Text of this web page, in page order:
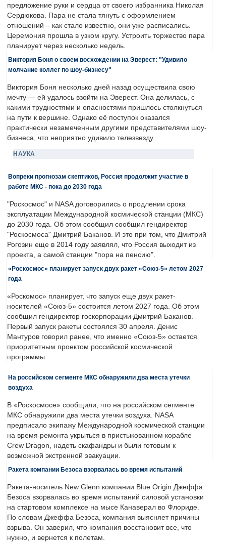
предложение руки и сердца от своего избранника Николая
Сердюкова. Пара не стала тянуть с оформлением
отношений – как стало известно, они уже расписались.
Церемония прошла в узком кругу. Устроить торжество пара
планирует через несколько недель.
Виктория Боня о своем восхождении на Эверест: "Удивило
молчание коллег по шоу-бизнесу"
Виктория Боня несколько дней назад осуществила свою
мечту — ей удалось взойти на Эверест. Она делилась, с
какими трудностями и опасностями пришлось столкнуться
на пути к вершине. Однако её поступок оказался
практически незамеченным другими представителями шоу-
бизнеса, что неприятно удивило телезвезду.
НАУКА
Вопреки прогнозам скептиков, Россия продолжит участие в
работе МКС - пока до 2030 года
"Роскосмос" и NASA договорились о продлении срока
эксплуатации Международной космической станции (МКС)
до 2030 года. Об этом сообщил сообщил гендиректор
"Роскосмоса" Дмитрий Баканов. И это при том, что Дмитрий
Рогозин еще в 2014 году заявлял, что Россия выходит из
проекта, а самой станции "пора на пенсию".
«Роскосмос» планирует запуск двух ракет «Союз-5» летом 2027
года
«Роскомос» планирует, что запуск еще двух ракет-
носителей «Союз-5» состоится летом 2027 года. Об этом
сообщил гендиректор госкорпорации Дмитрий Баканов.
Первый запуск ракеты состоялся 30 апреля. Денис
Мантуров говорил ранее, что именно «Союз-5» остается
приоритетным проектом российской космической
программы.
На российском сегменте МКС обнаружили два места утечки
воздуха
В «Роскосмосе» сообщили, что на российском сегменте
МКС обнаружили два места утечки воздуха. NASA
предписало экипажу Международной космической станции
на время ремонта укрыться в пристыкованном корабле
Crew Dragon, надеть скафандры и были готовым к
возможной экстренной эвакуации.
Ракета компании Безоса взорвалась во время испытаний
Ракета-носитель New Glenn компании Blue Origin Джеффа
Безоса взорвалась во время испытаний силовой установки
на стартовом комплексе на мысе Канаверал во Флориде.
По словам Джеффа Безоса, компания выясняет причины
взрыва. Он заверил, что компания восстановит все, что
нужно, и вернется к полетам.